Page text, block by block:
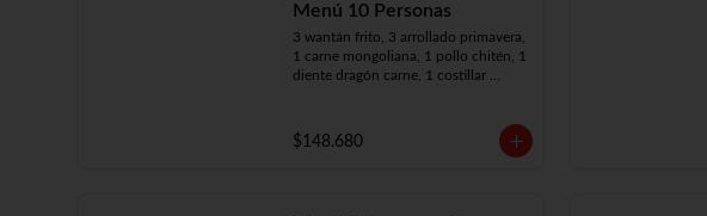
Menú 10 Personas
3 wantán frito, 3 arrollado primavera,
1 carne mongoliana, 1 pollo chitén, 1
diente dragón carne, 1 costillar
mongoliano, 1 mariscos surtidos, 10
arroz chaufán
$148.680